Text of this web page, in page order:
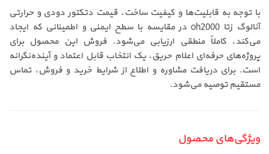
با توجه به قابلیت‌ها و کیفیت ساخت، قیمت دتکتور دودی و حرارتی
آنالوگ زتا oh2000 در مقایسه با سطح ایمنی و اطمینانی که ایجاد
می‌کند، کاملاً منطقی ارزیابی می‌شود. فروش این محصول برای
پروژه‌های حرفه‌ای اعلام حریق، یک انتخاب قابل اعتماد و آینده‌نگرانه
است. برای دریافت مشاوره و اطلاع از شرایط خرید و فروش، تماس
مستقیم توصیه می‌شود.
ویژگی‌های محصول